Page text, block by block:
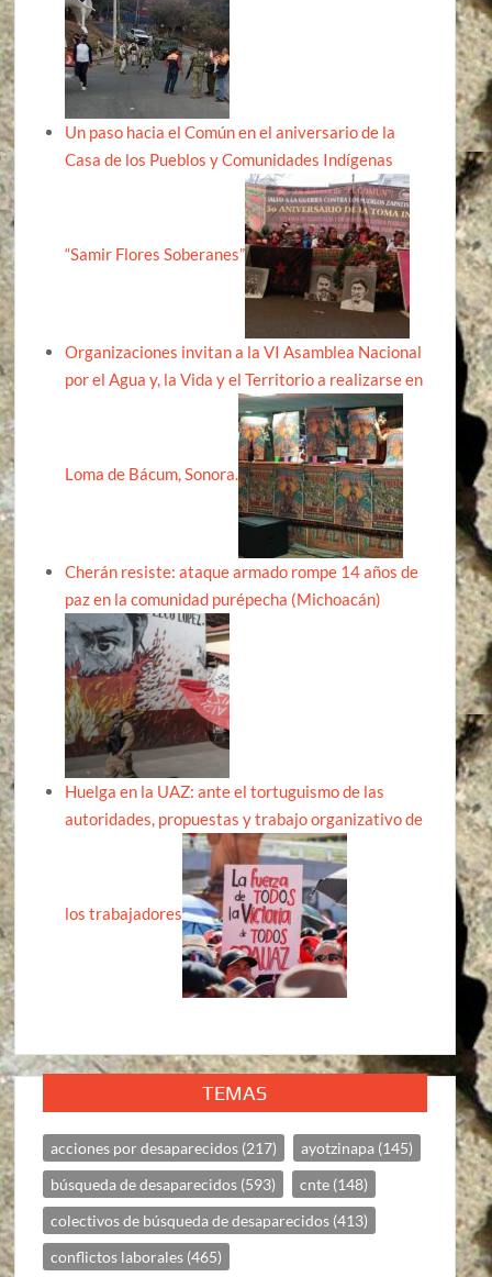
Un paso hacia el Común en el aniversario de la
Casa de los Pueblos y Comunidades Indígenas
“Samir Flores Soberanes”
Organizaciones invitan a la VI Asamblea Nacional
por el Agua y, la Vida y el Territorio a realizarse en
Loma de Bácum, Sonora.
Cherán resiste: ataque armado rompe 14 años de
paz en la comunidad purépecha (Michoacán)
Huelga en la UAZ: ante el tortuguismo de las
autoridades, propuestas y trabajo organizativo de
los trabajadores
TEMAS
acciones por desaparecidos (217) ayotzinapa (145)
búsqueda de desaparecidos (593) cnte (148)
colectivos de búsqueda de desaparecidos (413)
conflictos laborales (465)